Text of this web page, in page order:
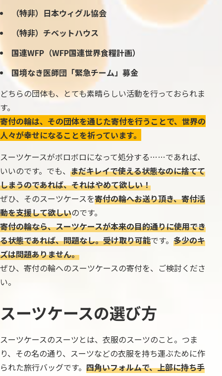
（特非）日本ウィグル協会
（特非）チベットハウス
国連WFP（WFP国連世界食糧計画）
国境なき医師団「緊急チーム」募金
どちらの団体も、とても素晴らしい活動を行っておられま
す。
寄付の輪は、その団体を通じた寄付を行うことで、世界の
人々が幸せになることを祈っています。
スーツケースがボロボロになって処分する……であれば、
いいのです。でも、 まだキレイで使える状態なのに捨てて
しまうのであれば、それはやめて欲しい！
ぜひ、そのスーツケースを寄付の輪へお送り頂き、寄付活
動を支援して欲しいのです。
寄付の輪なら、スーツケースが本来の目的通りに使用でき
る状態であれば、問題なし。受け取り可能です。 多少のキ
ズは問題ありません。
ぜひ、寄付の輪へのスーツケースの寄付を、ご検討くださ
い。
スーツケースの選び方
スーツケースのスーツとは、衣服のスーツのこと。つま
り、その名の通り、スーツなどの衣服を持ち運ぶために作
られた旅行バッグです。 四角いフォルムで、上部に持ち手